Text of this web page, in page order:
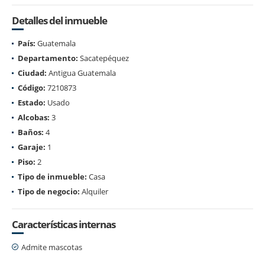
Detalles del inmueble
País: Guatemala
Departamento: Sacatepéquez
Ciudad: Antigua Guatemala
Código: 7210873
Estado: Usado
Alcobas: 3
Baños: 4
Garaje: 1
Piso: 2
Tipo de inmueble: Casa
Tipo de negocio: Alquiler
Características internas
Admite mascotas